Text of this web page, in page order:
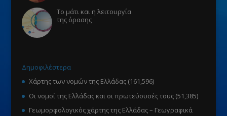
Το μάτι και η λειτουργία
της όρασης
Δημοφιλέστερα
Χάρτης των νομών της Ελλάδας (161,596)
Οι νομοί της Ελλάδας και οι πρωτεύουσές τους (51,385)
Γεωμορφολογικός χάρτης της Ελλάδας – Γεωγραφικά